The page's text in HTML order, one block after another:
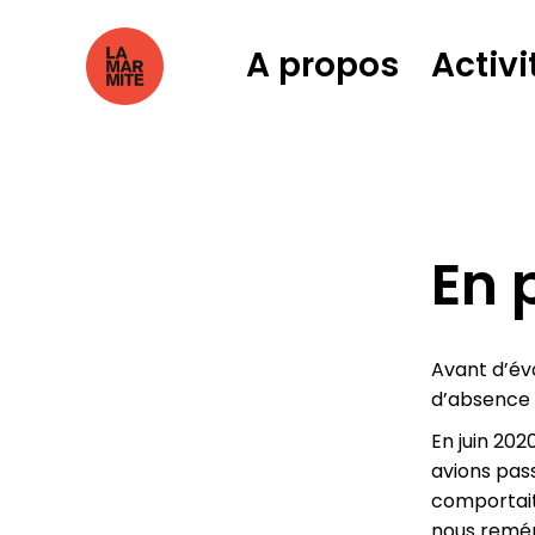
En
Avant
En juin
avions
A propos